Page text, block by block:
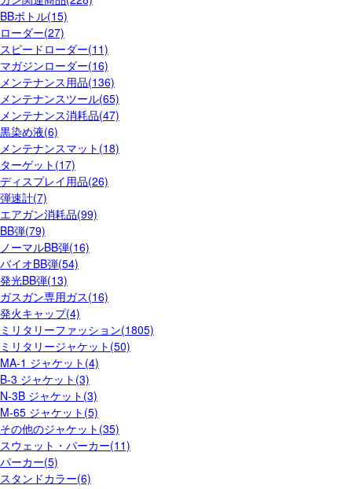
BBボトル(15)
ローダー(27)
スピードローダー(11)
マガジンローダー(16)
メンテナンス用品(136)
メンテナンスツール(65)
メンテナンス消耗品(47)
黒染め液(6)
メンテナンスマット(18)
ターゲット(17)
ディスプレイ用品(26)
弾速計(7)
エアガン消耗品(99)
BB弾(79)
ノーマルBB弾(16)
バイオBB弾(54)
発光BB弾(13)
ガスガン専用ガス(16)
発火キャップ(4)
ミリタリーファッション(1805)
ミリタリージャケット(50)
MA-1 ジャケット(4)
B-3 ジャケット(3)
N-3B ジャケット(3)
M-65 ジャケット(5)
その他のジャケット(35)
スウェット・パーカー(11)
パーカー(5)
スタンドカラー(6)